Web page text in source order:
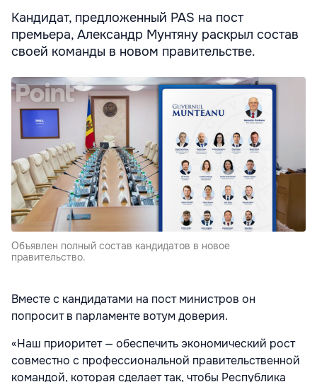
Кандидат, предложенный PAS на пост
премьера, Александр Мунтяну раскрыл состав
своей команды в новом правительстве.
Объявлен полный состав кандидатов в новое
правительство.
Вместе с кандидатами на пост министров он
попросит в парламенте вотум доверия.
«Наш приоритет — обеспечить экономический рост
совместно с профессиональной правительственной
командой, которая сделает так, чтобы Республика